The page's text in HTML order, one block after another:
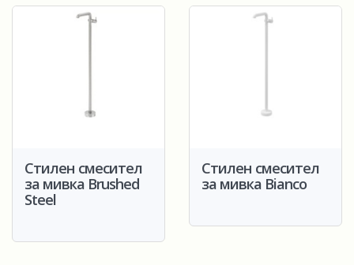
Стилен смесител
за мивка Brushed
Steel
Стилен смесител
за мивка Bianco